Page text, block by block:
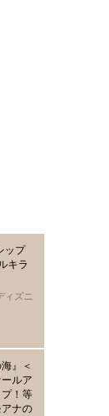
ップ
キラ
ィズニ
』＜
ルア
！等
ナの